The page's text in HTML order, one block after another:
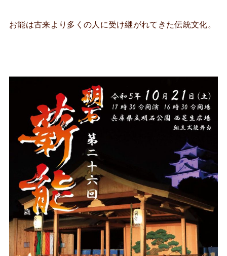
お能は古来より多くの人に受け継がれてきた伝統文化。